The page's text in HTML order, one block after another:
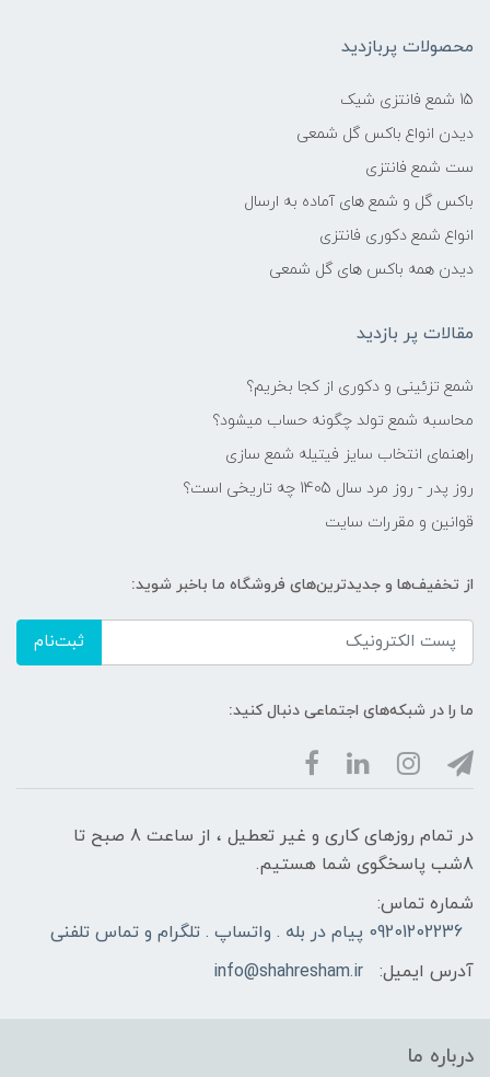
محصولات پربازدید
15 شمع فانتزی شیک
دیدن انواع باکس گل شمعی
ست شمع فانتزی
باکس گل و شمع های آماده به ارسال
انواع شمع دکوری فانتزی
دیدن همه باکس های گل شمعی
مقالات پر بازدید
شمع تزئینی و دکوری از کجا بخریم؟
محاسبه شمع تولد چگونه حساب میشود؟
راهنمای انتخاب سایز فیتیله شمع سازی
روز پدر - روز مرد سال 1405 چه تاریخی است؟
قوانین و مقررات سایت
از تخفیف‌ها و جدیدترین‌های فروشگاه ما باخبر شوید:
ثبت‌نام
ما را در شبکه‌های اجتماعی دنبال کنید:
در تمام روزهای کاری و غیر تعطیل ، از ساعت 8 صبح تا
8شب پاسخگوی شما هستیم.
شماره تماس:
09201202236 پیام در بله . واتساپ . تلگرام و تماس تلفنی
آدرس ایمیل:
info@shahresham.ir
درباره ما